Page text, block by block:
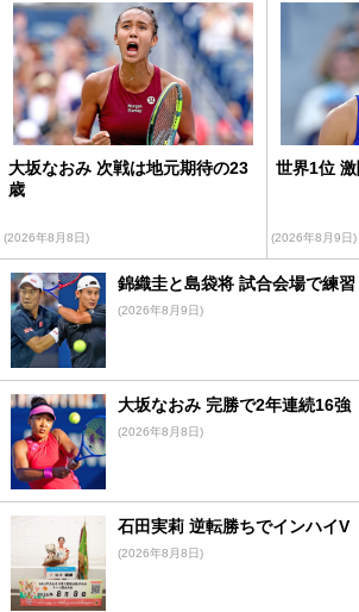
大坂なおみ 次戦は地元期待の23
歳
(2026年8月8日)
世界1位
(2026年8月9日)
錦織圭と島袋将 試合会場で練習
(2026年8月9日)
大坂なおみ 完勝で2年連続16強
(2026年8月8日)
石田実莉 逆転勝ちでインハイV
(2026年8月8日)